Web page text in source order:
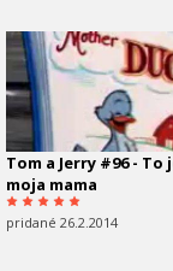
Tom a Jerry #96 - To
moja mama
pridané 26.2.2014